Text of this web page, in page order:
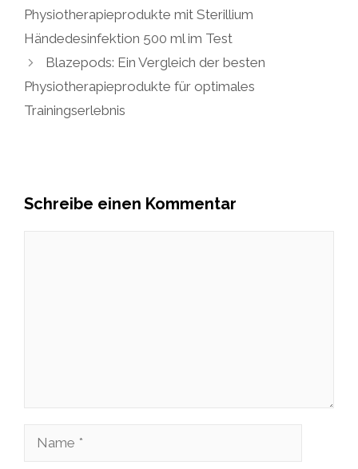
Physiotherapieprodukte mit Sterillium
Händedesinfektion 500 ml im Test
Blazepods: Ein Vergleich der besten
Physiotherapieprodukte für optimales
Trainingserlebnis
Schreibe einen Kommentar
Name